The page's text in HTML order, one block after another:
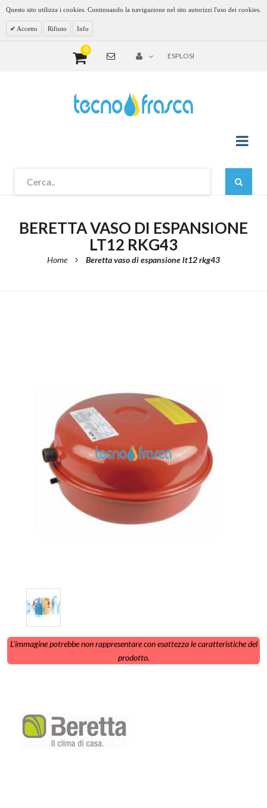
Questo sito utilizza i cookies. Continuando la navigazione nel sito autorizzi l'uso dei cookies.
Accetto Rifiuto Info
0
ESPLOSI
BERETTA VASO DI ESPANSIONE
LT12 RKG43
Home Beretta vaso di espansione lt12 rkg43
L'immagine potrebbe non rappresentare con esattezza le caratteristiche del
prodotto.